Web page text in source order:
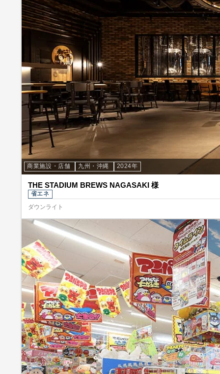
商業施設・店舗 九州・沖縄 2024年
THE STADIUM BREWS NAGASAKI 様
省エネ
ダウンライト